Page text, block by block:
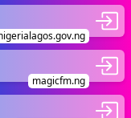
magicfm.ng